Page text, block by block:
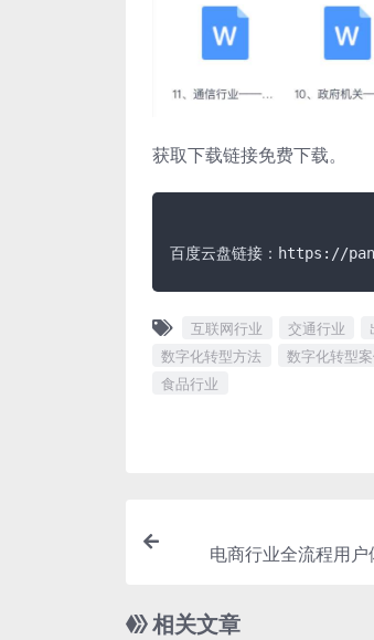
获取下载链接免费下载。
百度云盘链接：https://
互联网行业 交通行业
数字化转型方法
数字化转型
食品行业
电商行业全流程用
相关文章